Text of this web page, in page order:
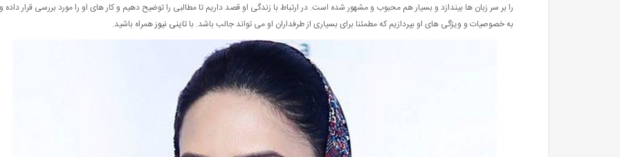
را بر سر زبان ها بیندازد و بسیار هم محبوب و مشهور شده است. در ارتباط با زندگی او قصد داریم تا مطالبی را توضیح دهیم و کار های او را مورد بررسی قرار داده و
به خصوصیات و ویژگی های او بپردازیم که مطمئنا برای بسیاری از طرفداران او می تواند جالب باشد. با تاینی نیوزهمراه باشید.